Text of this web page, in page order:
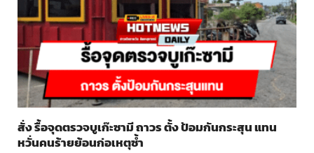
สั่ง รื้อจุดตรวจบูเก๊ะซามี ถาวร ตั้ง ป้อมกันกระสุน แทน
หวั่นคนร้ายย้อนก่อเหตุซ้ำ